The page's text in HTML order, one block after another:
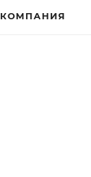
КОМПАНИЯ